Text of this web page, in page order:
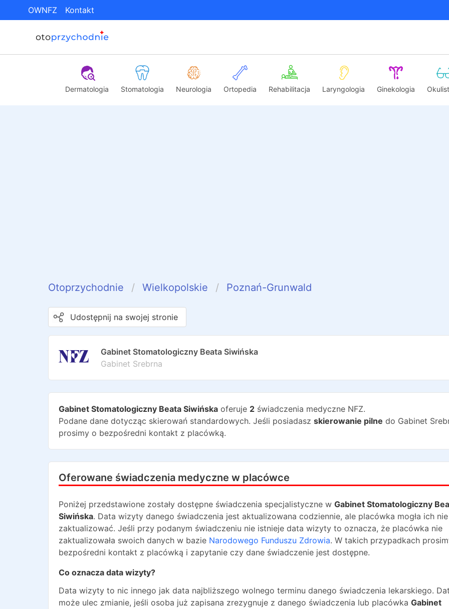
OWNFZ Kontakt
Dermatologia Stomatologia Neurologia Ortopedia Rehabilitacja Laryngologia Ginekologia
Otoprzychodnie Wielkopolskie Poznań-Grunwald
Udostępnij na swojej stronie
Gabinet Stomatologiczny Beata Siwińska
Gabinet Srebrna
Gabinet Stomatologiczny Beata Siwińska oferuje 2 świadczenia medyczne NFZ.
Podane dane dotycząc skierowań standardowych. Jeśli posiadasz skierowanie pilne do Gabinet
prosimy o bezpośredni kontakt z placówką.
Oferowane świadczenia medyczne w placówce
Poniżej przedstawione zostały dostępne świadczenia specjalistyczne w Gabinet Stomatologiczny
Siwińska. Data wizyty danego świadczenia jest aktualizowana codziennie, ale placówka mogła ich nie
zaktualizować. Jeśli przy podanym świadczeniu nie istnieje data wizyty to oznacza, że placówka nie
zaktualizowała swoich danych w bazie Narodowego Funduszu Zdrowia. W takich przypadkach
bezpośredni kontakt z placówką i zapytanie czy dane świadczenie jest dostępne.
Co oznacza data wizyty?
Data wizyty to nic innego jak data najbliższego wolnego terminu danego świadczenia lekarskiego.
może ulec zmianie, jeśli osoba już zapisana zrezygnuje z danego świadczenia lub placówka Gabinet